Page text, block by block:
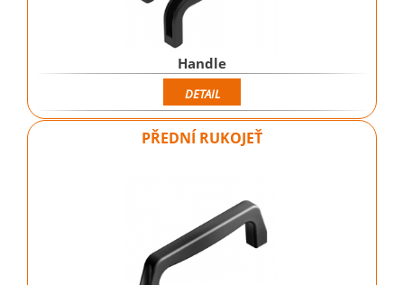
Handle
DETAIL
PŘEDNÍ RUKOJEŤ